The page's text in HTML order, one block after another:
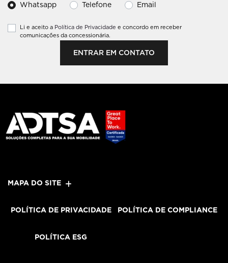
Whatsapp
Telefone Email
Li e aceito a Política de Privacidade e concordo em receber
comunicações da concessionária.
ENTRAR EM CONTATO
MAPA DO SITE
POLÍTICA DE PRIVACIDADE POLÍTICA DE COMPLIANCE
POLÍTICA ESG